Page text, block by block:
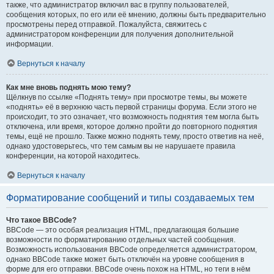
также, что администратор включил вас в группу пользователей,
сообщения которых, по его или её мнению, должны быть предварительно
просмотрены перед отправкой. Пожалуйста, свяжитесь с
администратором конференции для получения дополнительной
информации.
Вернуться к началу
Как мне вновь поднять мою тему?
Щёлкнув по ссылке «Поднять тему» при просмотре темы, вы можете
«поднять» её в верхнюю часть первой страницы форума. Если этого не
происходит, то это означает, что возможность поднятия тем могла быть
отключена, или время, которое должно пройти до повторного поднятия
темы, ещё не прошло. Также можно поднять тему, просто ответив на неё,
однако удостоверьтесь, что тем самым вы не нарушаете правила
конференции, на которой находитесь.
Вернуться к началу
Форматирование сообщений и типы создаваемых тем
Что такое BBCode?
BBCode — это особая реализация HTML, предлагающая большие
возможности по форматированию отдельных частей сообщения.
Возможность использования BBCode определяется администратором,
однако BBCode также может быть отключён на уровне сообщения в
форме для его отправки. BBCode очень похож на HTML, но теги в нём